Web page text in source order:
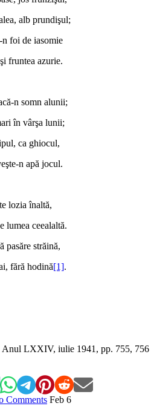
alb prundişul;
foi de iasomie
fruntea azurie.
n somn alunii;
în vârşa lunii;
ca ghiocul,
n apă jocul.
lozia înaltă,
lumea ceealaltă.
pasăre străină,
fără hodină[1].
Anul LXXIV, iulie 1941, pp. 755, 756
Comments Feb 6